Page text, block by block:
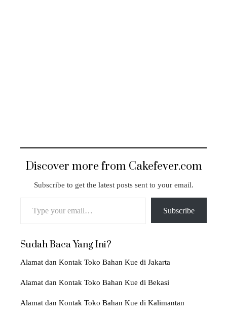
Discover more from Cakefever.com
Subscribe to get the latest posts sent to your email.
Subscribe
Sudah Baca Yang Ini?
Alamat dan Kontak Toko Bahan Kue di Jakarta
Alamat dan Kontak Toko Bahan Kue di Bekasi
Alamat dan Kontak Toko Bahan Kue di Kalimantan